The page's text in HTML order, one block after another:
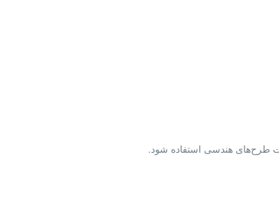
طرح‌های هندسی استفاده شود.